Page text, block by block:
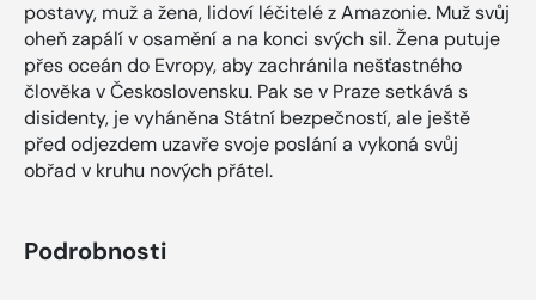
postavy, muž a žena, lidoví léčitelé z Amazonie. Muž svůj
oheň zapálí v osamění a na konci svých sil. Žena putuje
přes oceán do Evropy, aby zachránila nešťastného
člověka v Československu. Pak se v Praze setkává s
disidenty, je vyháněna Státní bezpečností, ale ještě
před odjezdem uzavře svoje poslání a vykoná svůj
obřad v kruhu nových přátel.
Podrobnosti